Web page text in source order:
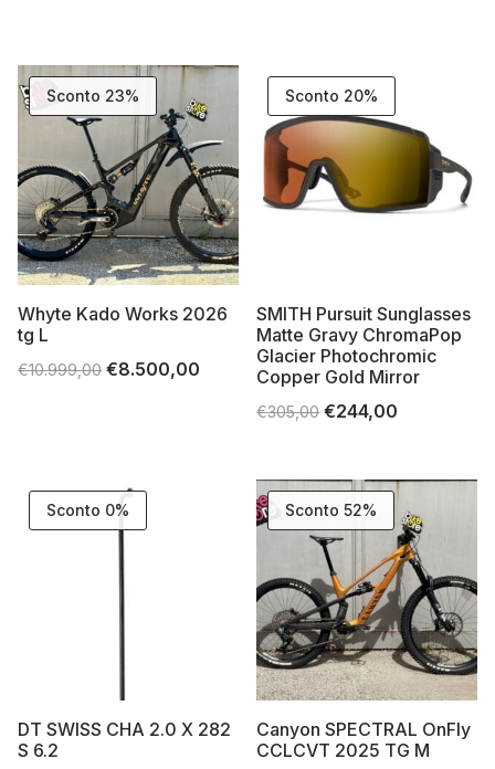
Sconto 23%
Whyte Kado Works 2026
tg L
€10.999,00 Il
€10.999,00.
€8.500,00
€8.500,00.
Sconto 20%
SMITH Pursuit Sunglasses
Matte Gravy ChromaPop
Glacier Photochromic
Copper Gold Mirror
€305,00 Il
era:
€305,00.
€244,00
è:
€244,00.
Sconto 0%
DT SWISS CHA 2.0 X 282
S 6.2
Sconto 52%
Canyon SPECTRAL OnFly
CCLCVT 2025 TG M